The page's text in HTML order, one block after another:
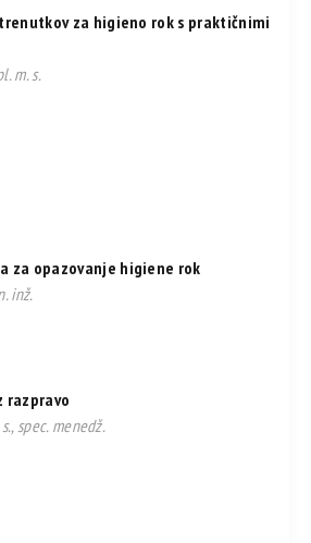
za higieno rok s praktičnimi
m. s.
za opazovanje higiene rok
inž.
razpravo
spec. menedž.